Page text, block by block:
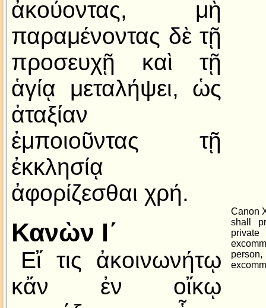
ἀκούοντας, μὴ
παραμένοντας δὲ τῇ
προσευχῇ καὶ τῇ
ἁγίᾳ μεταλήψει, ὡς
ἀταξίαν
ἐμποιοῦντας τῇ
ἐκκλησίᾳ
ἀφορίζεσθαι χρή.
Κανὼν Ι´
Εἴ τις ἀκοινωνήτῳ
κἄν ἐν οἴκῳ
Canon
shall
private